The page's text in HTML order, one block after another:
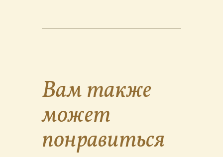
Вам также
может
понравиться